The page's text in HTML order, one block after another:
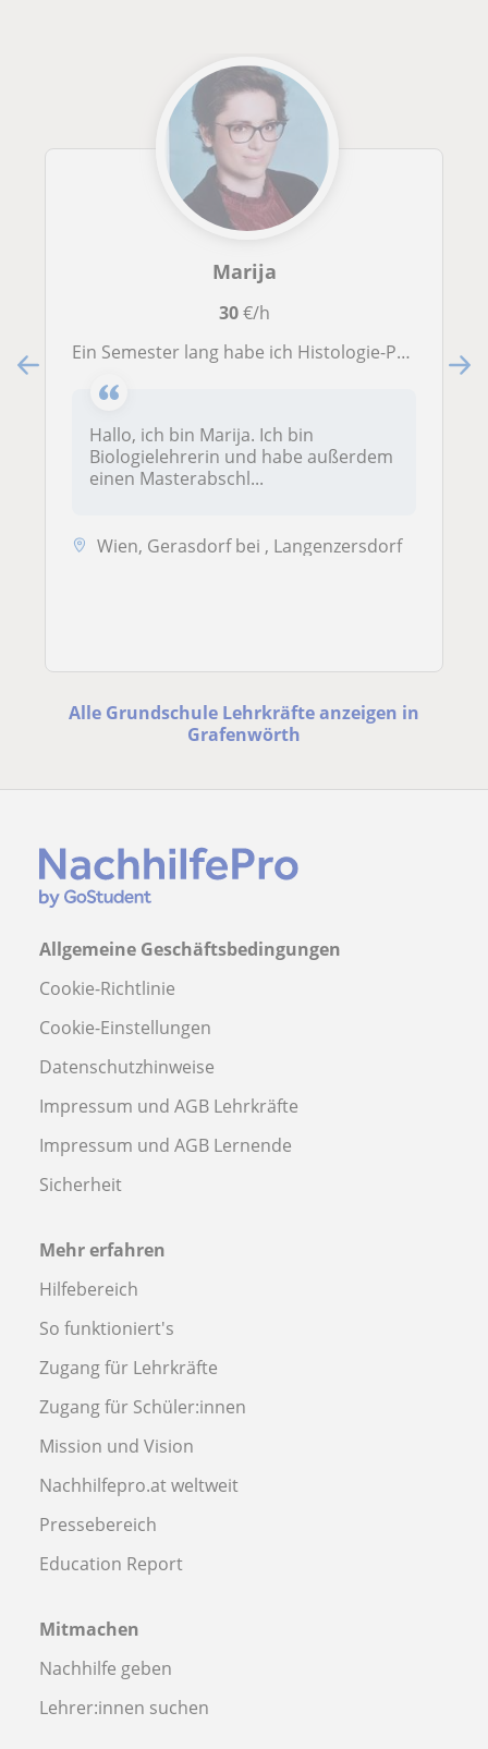
Marija
30€/h
Ein Semester lang habe ich Histologie-Praktika für Studierende geleitet.
Hallo, ich bin Marija. Ich bin
Biologielehrerin und habe außerdem
einen Masterabschl...
Wien, Gerasdorf bei , Langenzersdorf
Alle Grundschule Lehrkräfte anzeigen in
Grafenwörth
Allgemeine Geschäftsbedingungen
Cookie-Richtlinie
Cookie-Einstellungen
Datenschutzhinweise
Impressum und AGB Lehrkräfte
Impressum und AGB Lernende
Sicherheit
Mehr erfahren
Hilfebereich
So funktioniert's
Zugang für Lehrkräfte
Zugang für Schüler:innen
Mission und Vision
Nachhilfepro.at weltweit
Pressebereich
Education Report
Mitmachen
Nachhilfe geben
Lehrer:innen suchen